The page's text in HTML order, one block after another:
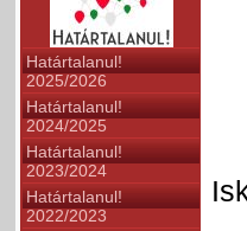
Határtalanul!
2025/2026
Határtalanul!
2024/2025
Határtalanul!
2023/2024
Határtalanul!
2022/2023